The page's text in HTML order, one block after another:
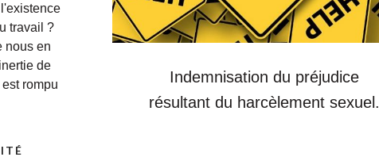
travail ?
nous en
de
rompu
Indemnisation du préjudice
résultant du harcèlement sexuel.